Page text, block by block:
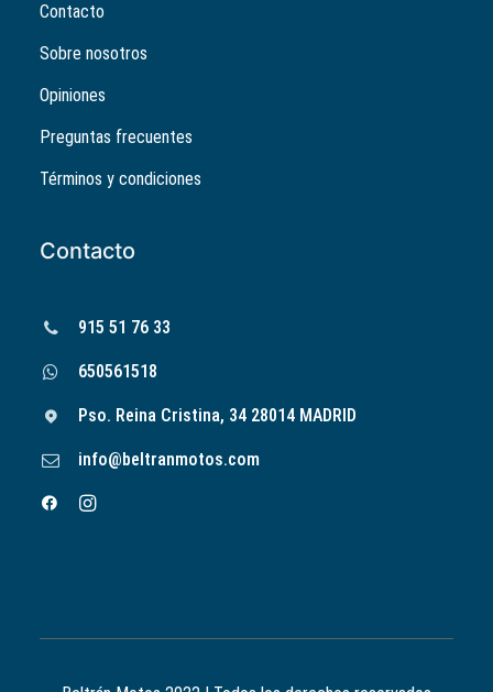
Contacto
Sobre nosotros
Opiniones
Preguntas frecuentes
Términos y condiciones
Contacto
915 51 76 33
650561518
Pso. Reina Cristina, 34 28014 MADRID
info@beltranmotos.com